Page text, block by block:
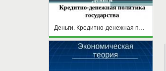
Деньги. Кредитно-денежная политика государства